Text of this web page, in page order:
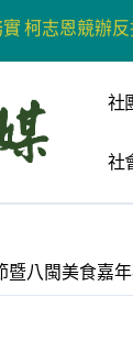
尾魚苗 兩岸
正式上線 打
州共話農文旅
對無人載具
裡的安逸密碼
社
社
暨八閩美食嘉